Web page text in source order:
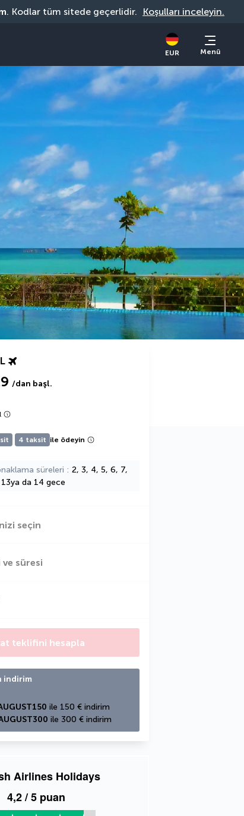
. Kodlar tüm sitede geçerlidir. Koşulları inceleyin.
EUR Menü
/dan başl.
4 taksit ile ödeyin
süreleri
2, 3, 4, 5, 6, 7,
da 14 gece
seçin
ve süresi
teklifini hesapla
indirim
ile 150 € indirim
ile 300 € indirim
Airlines Holidays
4,2/ 5 puan